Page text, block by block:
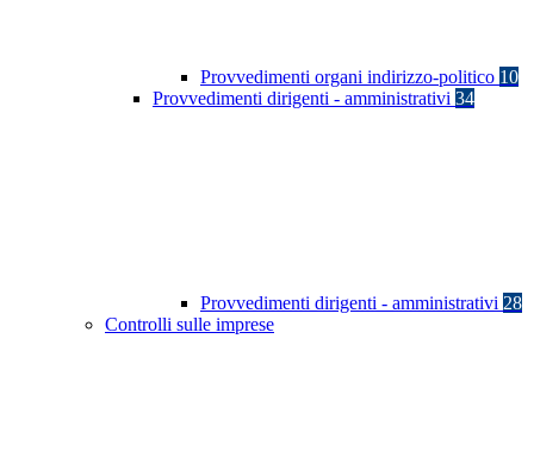
Provvedimenti organi indirizzo-politico 10
Provvedimenti dirigenti - amministrativi 34
Provvedimenti dirigenti - amministrativi 28
Controlli sulle imprese